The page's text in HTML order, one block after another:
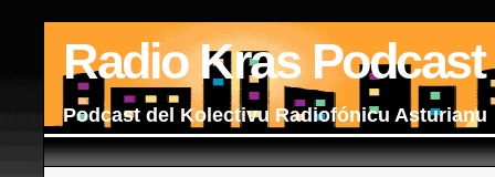
Radio Kras Podcast
Podcast del Kolectivu Radiofónicu Asturianu